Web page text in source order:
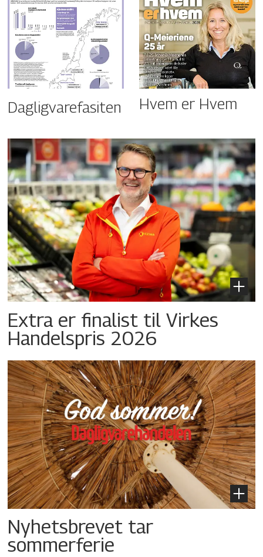
Dagligvarefasiten Hvem er Hvem
Extra er finalist til Virkes
Handelspris 2026
Nyhetsbrevet tar
sommerferie